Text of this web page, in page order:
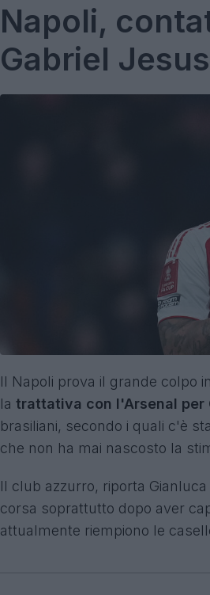
Napoli,
Gabriel Jesus
Il Napoli prova il grande colpo
la trattativa con l'Arsenal per
brasiliani, secondo i quali c'è
che non ha mai nascosto la
Il club azzurro, riporta
corsa soprattutto dopo aver
attualmente riempiono le